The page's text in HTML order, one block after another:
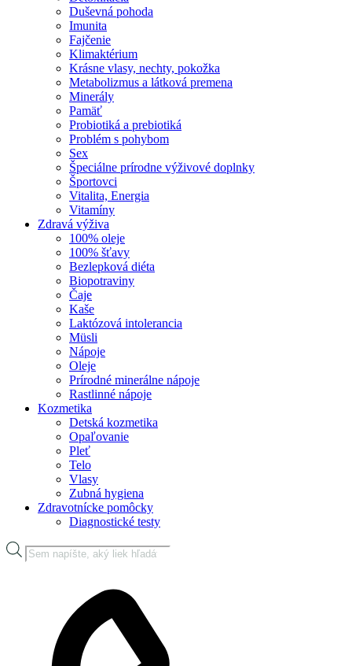
Duševná pohoda
Imunita
Fajčenie
Klimaktérium
Krásne vlasy, nechty, pokožka
Metabolizmus a látková premena
Minerály
Pamäť
Probiotiká a prebiotiká
Problém s pohybom
Sex
Špeciálne prírodne výživové doplnky
Športovci
Vitalita, Energia
Vitamíny
Zdravá výživa
100% oleje
100% šťavy
Bezlepková diéta
Biopotraviny
Čaje
Kaše
Laktózová intolerancia
Müsli
Nápoje
Oleje
Prírodné minerálne nápoje
Rastlinné nápoje
Kozmetika
Detská kozmetika
Opaľovanie
Pleť
Telo
Vlasy
Zubná hygiena
Zdravotnícke pomôcky
Diagnostické testy
Products
search